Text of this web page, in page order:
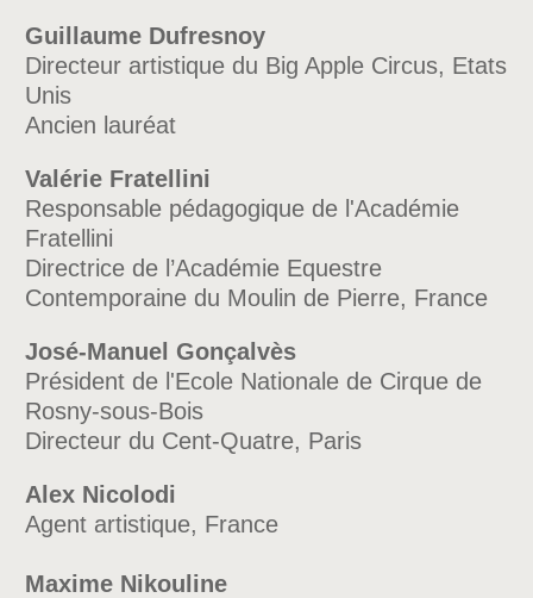
Guillaume Dufresnoy
Directeur artistique du Big Apple Circus, Etats
Unis
Ancien lauréat
Valérie Fratellini
Responsable pédagogique de l'Académie
Fratellini
Directrice de l’Académie Equestre
Contemporaine du Moulin de Pierre, France
José-Manuel Gonçalvès
Président de l'Ecole Nationale de Cirque de
Rosny-sous-Bois
Directeur du Cent-Quatre, Paris
Alex Nicolodi
Agent artistique, France
Maxime Nikouline